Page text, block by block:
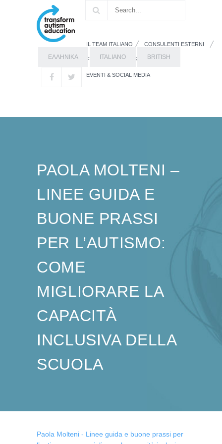
ΕΛΛΗΝΙΚΑ ITALIANO BRITISH
IL TEAM ITALIANO CONSULENTI ESTERNI
FORMAZIONE RISORSE
EVENTI & SOCIAL MEDIA
PAOLA MOLTENI –
LINEE GUIDA E
BUONE PRASSI
PER L’AUTISMO:
COME
MIGLIORARE LA
CAPACITÀ
INCLUSIVA DELLA
SCUOLA
Paola Molteni - Linee guida e buone prassi per